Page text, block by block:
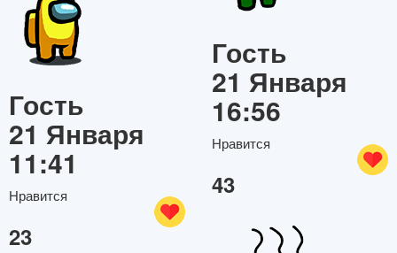
Гость
21 Января
16:56
Нравится
43
Гость
21 Января
11:41
Нравится
23